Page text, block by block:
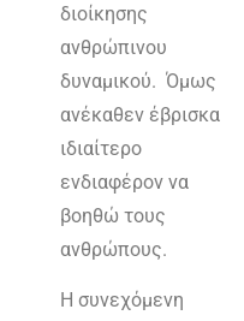
διοίκησης
ανθρώπινου
δυναμικού. Όμως
ανέκαθεν έβρισκα
ιδιαίτερο
ενδιαφέρον να
βοηθώ τους
ανθρώπους.
Η συνεχόμενη